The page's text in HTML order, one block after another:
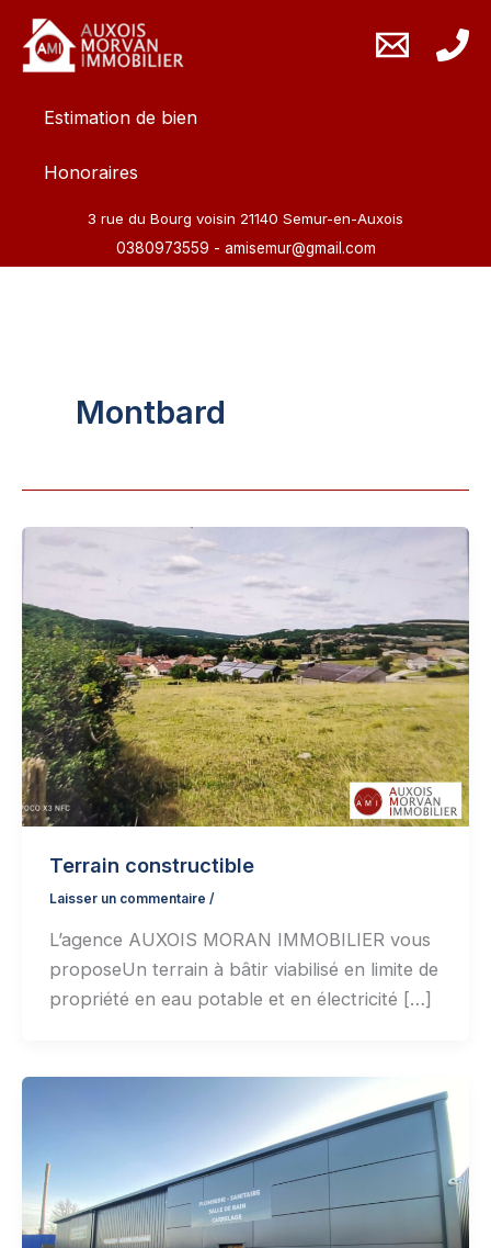
Aller
contenu
Estimation de bien
Honoraires
3 rue du Bourg voisin 21140 Semur-en-Auxois
0380973559 - amisemur@gmail.com
Montbard
Terrain constructible
Laisser un commentaire /
L’agence AUXOIS MORAN IMMOBILIER vous
proposeUn terrain à bâtir viabilisé en limite de
propriété en eau potable et en électricité […]